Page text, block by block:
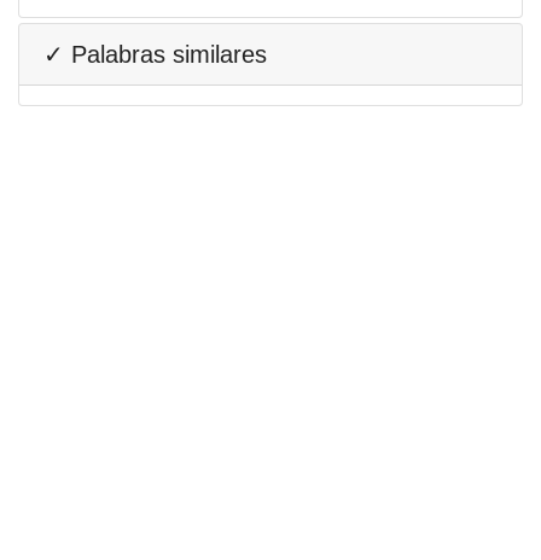
✓ Palabras similares